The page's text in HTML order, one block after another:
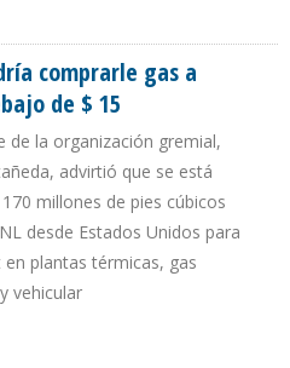
comprarle gas a
de $ 15
de la organización gremial,
advirtió que se está
millones de pies cúbicos
desde Estados Unidos para
en plantas térmicas, gas
vehicular